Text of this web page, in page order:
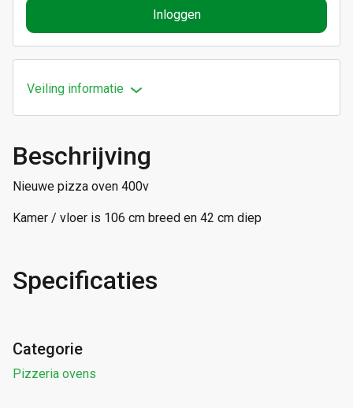
Inloggen
Veiling informatie
Beschrijving
Nieuwe pizza oven 400v
Kamer / vloer is 106 cm breed en 42 cm diep
Specificaties
Categorie
Pizzeria ovens